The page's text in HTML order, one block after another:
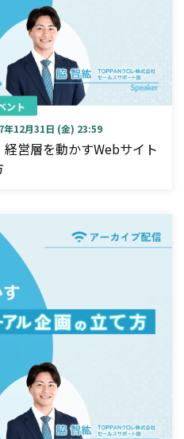
ント
12月31日 (金) 23:59
営層を動かすWebサイト